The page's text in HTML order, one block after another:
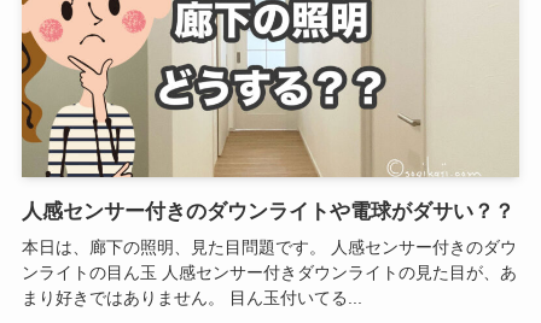
人感センサー付きのダウンライトや電球がダサい？？
本日は、廊下の照明、見た目問題です。 人感センサー付きのダウ
ンライトの目ん玉 人感センサー付きダウンライトの見た目が、あ
まり好きではありません。 目ん玉付いてる...